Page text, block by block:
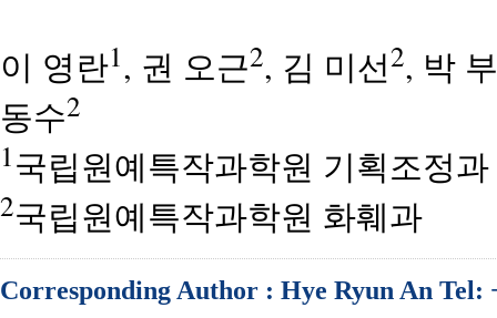
이 영란1, 권 오근2, 김 미선2, 박
동수2
1국립원예특작과학원 기획조정과
2국립원예특작과학원 화훼과
Corresponding Author : Hye Ryun An Tel: